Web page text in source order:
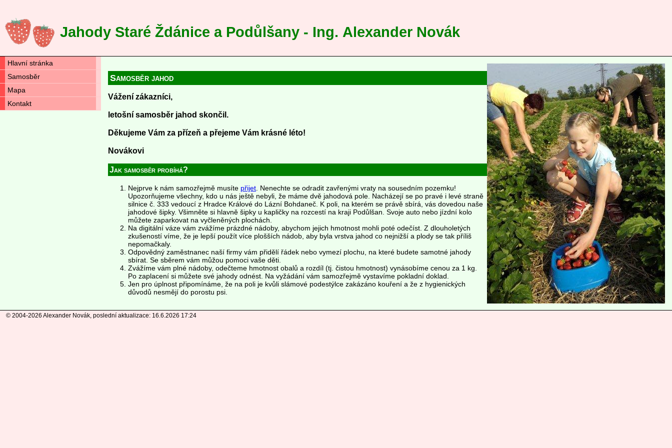
Jahody Staré Ždánice a Podůlšany - Ing. Alexander Novák
Hlavní stránka
Samosběr
Mapa
Kontakt
Samosběr jahod
Vážení zákazníci,
letošní samosběr jahod skončil.
Děkujeme Vám za přízeň a přejeme Vám krásné léto!
Novákovi
Jak samosběr probíhá?
Nejprve k nám samozřejmě musíte přijet . Nenechte se odradit zavřenými vraty na sousedním pozemku!
Upozorňujeme všechny, kdo u nás ještě nebyli, že máme dvě jahodová pole. Nacházejí se po pravé i levé straně
silnice č. 333 vedoucí z Hradce Králové do Lázní Bohdaneč. K poli, na kterém se právě sbírá, vás dovedou naše
jahodové šipky. Všimněte si hlavně šipky u kapličky na rozcestí na kraji Podůlšan. Svoje auto nebo jízdní kolo
můžete zaparkovat na vyčleněných plochách.
Na digitální váze vám zvážíme prázdné nádoby, abychom jejich hmotnost mohli poté odečíst. Z dlouholetých
zkušeností víme, že je lepší použít více plošších nádob, aby byla vrstva jahod co nejnižší a plody se tak příliš
nepomačkaly.
Odpovědný zaměstnanec naší firmy vám přidělí řádek nebo vymezí plochu, na které budete samotné jahody
sbírat. Se sběrem vám můžou pomoci vaše děti.
Zvážíme vám plné nádoby, odečteme hmotnost obalů a rozdíl (tj. čistou hmotnost) vynásobíme cenou za 1 kg.
Po zaplacení si můžete své jahody odnést. Na vyžádání vám samozřejmě vystavíme pokladní doklad.
Jen pro úplnost připomínáme, že na poli je kvůli slámové podestýlce zakázáno kouření a že z hygienických
důvodů nesmějí do porostu psi.
© 2004-2026 Alexander Novák, poslední aktualizace: 16.6.2026 17:24